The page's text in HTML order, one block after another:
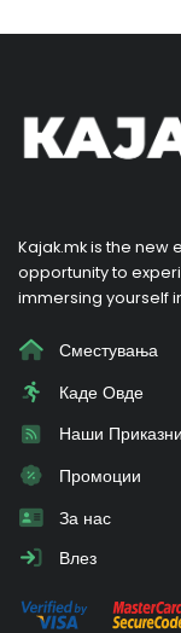
Kajak.mk is the new
opportunity to
immersing yourself
Сместувања
Каде Овде
Наши Приказни
Промоции
За нас
Влез